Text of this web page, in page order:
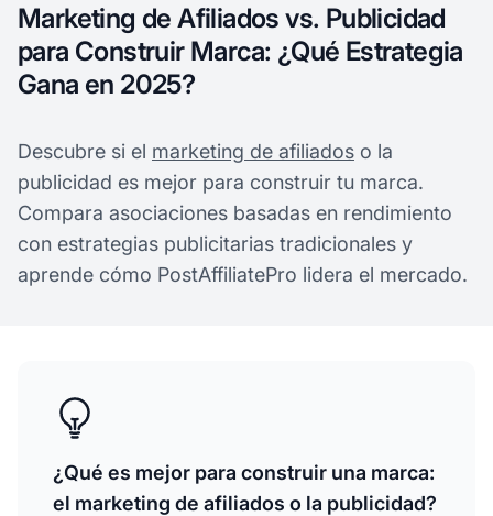
Marketing de Afiliados vs. Publicidad
para Construir Marca: ¿Qué Estrategia
Gana en 2025?
Descubre si el marketing de afiliados o la
publicidad es mejor para construir tu marca.
Compara asociaciones basadas en rendimiento
con estrategias publicitarias tradicionales y
aprende cómo PostAffiliatePro lidera el mercado.
¿Qué es mejor para construir una marca:
el marketing de afiliados o la publicidad?